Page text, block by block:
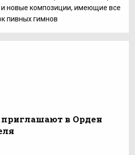
и новые композиции, имеющие все
пивных гимнов
приглашают в Орден